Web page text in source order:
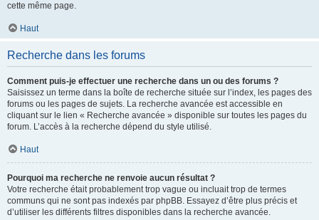
cette même page.
Haut
Recherche dans les forums
Comment puis-je effectuer une recherche dans un ou des forums ?
Saisissez un terme dans la boîte de recherche située sur l’index, les pages des
forums ou les pages de sujets. La recherche avancée est accessible en
cliquant sur le lien « Recherche avancée » disponible sur toutes les pages du
forum. L’accès à la recherche dépend du style utilisé.
Haut
Pourquoi ma recherche ne renvoie aucun résultat ?
Votre recherche était probablement trop vague ou incluait trop de termes
communs qui ne sont pas indexés par phpBB. Essayez d’être plus précis et
d’utiliser les différents filtres disponibles dans la recherche avancée.